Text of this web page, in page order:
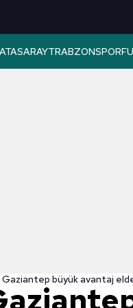
TRABZONSPOR
Gaziantep büyük avantaj